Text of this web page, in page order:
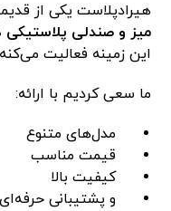
هیرادپلاست یکی از
میز و صندلی پلاستیکی
این زمینه فعالیت
ما سعی کردیم با ارائه:
مدل‌های متنوع
قیمت مناسب
کیفیت بالا
و پشتیبانی حرفه‌ای